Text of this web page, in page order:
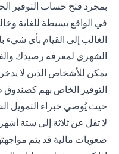
بمجرد فتح حساب التوفير
في الواقع بسيطة للغاية
الغالب إلى القيام بأي
الشهري لمعرفة رصيدك
يمكن للأشخاص الذين لا
التوفير الخاص بهم
حيث يُوصي خبراء التمويل
لا تقل عن ثلاثة إلى ستة
صعوبات مالية قد يتم